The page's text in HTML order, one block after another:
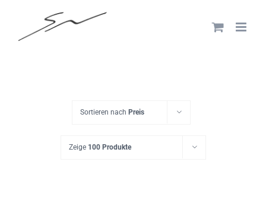
content
Sortieren nach Preis
Zeige 100 Produkte